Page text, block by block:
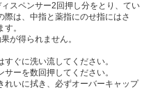
スペンサー2回押し分をとり、てい
は、中指と薬指にのせ指にはさ
。
が得られません。
ぐに洗い流してください。
ーを数回押してください。
いに拭き、必ずオーバーキャップ